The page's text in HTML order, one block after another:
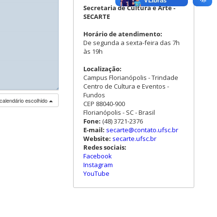
◢
escolhido
Secretaria de Cultura e Arte -
SECARTE
Horário de atendimento:
De segunda a sexta-feira das 7h
às 19h
Localização:
Campus Florianópolis - Trindade
Centro de Cultura e Eventos -
Fundos
CEP 88040-900
Florianópolis - SC - Brasil
Fone: (48) 3721-2376
E-mail: secarte@contato.ufsc.br
Website: secarte.ufsc.br
Redes sociais:
Facebook
Instagram
YouTube